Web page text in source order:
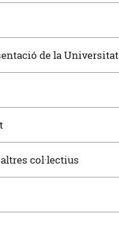
de la Universitat
col·lectius